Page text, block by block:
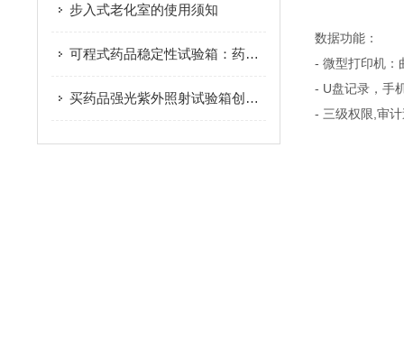
步入式老化室的使用须知
可程式药品稳定性试验箱：药物留样观察核心设备全解析
买药品强光紫外照射试验箱创测科技是您值得信赖的选择
数据功能：
- 微型打印机：
- U盘记录，手
- 三级权限,审